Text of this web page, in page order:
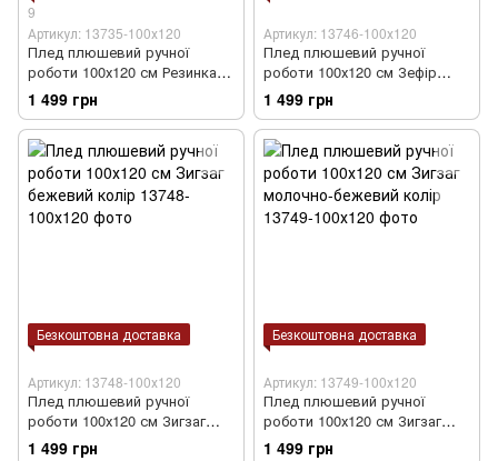
9
Артикул: 13735-100х120
Плед плюшевий ручної
роботи 100х120 см Резинка
темно-бежевий колір
1 499 грн
Артикул: 13746-100х120
Плед плюшевий ручної
роботи 100х120 см Зефір
темно-бежевий колір
1 499 грн
Безкоштовна доставка
Артикул: 13748-100х120
Плед плюшевий ручної
роботи 100х120 см Зигзаг
бежевий колір
1 499 грн
Безкоштовна доставка
Артикул: 13749-100х120
Плед плюшевий ручної
роботи 100х120 см Зигзаг
молочно-бежевий колір
1 499 грн